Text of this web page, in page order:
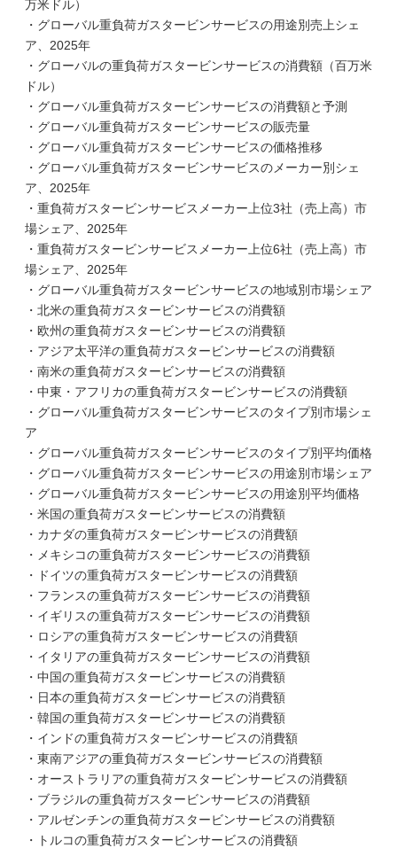
万米ドル）
・グローバル重負荷ガスタービンサービスの用途別売上シェ
ア、2025年
・グローバルの重負荷ガスタービンサービスの消費額（百万米
ドル）
・グローバル重負荷ガスタービンサービスの消費額と予測
・グローバル重負荷ガスタービンサービスの販売量
・グローバル重負荷ガスタービンサービスの価格推移
・グローバル重負荷ガスタービンサービスのメーカー別シェ
ア、2025年
・重負荷ガスタービンサービスメーカー上位3社（売上高）市
場シェア、2025年
・重負荷ガスタービンサービスメーカー上位6社（売上高）市
場シェア、2025年
・グローバル重負荷ガスタービンサービスの地域別市場シェア
・北米の重負荷ガスタービンサービスの消費額
・欧州の重負荷ガスタービンサービスの消費額
・アジア太平洋の重負荷ガスタービンサービスの消費額
・南米の重負荷ガスタービンサービスの消費額
・中東・アフリカの重負荷ガスタービンサービスの消費額
・グローバル重負荷ガスタービンサービスのタイプ別市場シェ
ア
・グローバル重負荷ガスタービンサービスのタイプ別平均価格
・グローバル重負荷ガスタービンサービスの用途別市場シェア
・グローバル重負荷ガスタービンサービスの用途別平均価格
・米国の重負荷ガスタービンサービスの消費額
・カナダの重負荷ガスタービンサービスの消費額
・メキシコの重負荷ガスタービンサービスの消費額
・ドイツの重負荷ガスタービンサービスの消費額
・フランスの重負荷ガスタービンサービスの消費額
・イギリスの重負荷ガスタービンサービスの消費額
・ロシアの重負荷ガスタービンサービスの消費額
・イタリアの重負荷ガスタービンサービスの消費額
・中国の重負荷ガスタービンサービスの消費額
・日本の重負荷ガスタービンサービスの消費額
・韓国の重負荷ガスタービンサービスの消費額
・インドの重負荷ガスタービンサービスの消費額
・東南アジアの重負荷ガスタービンサービスの消費額
・オーストラリアの重負荷ガスタービンサービスの消費額
・ブラジルの重負荷ガスタービンサービスの消費額
・アルゼンチンの重負荷ガスタービンサービスの消費額
・トルコの重負荷ガスタービンサービスの消費額